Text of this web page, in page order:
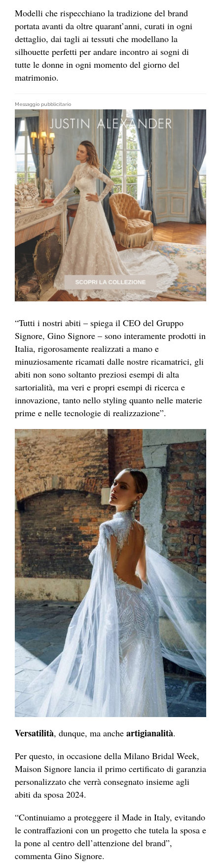
Modelli che rispecchiano la tradizione del brand
portata avanti da oltre quarant’anni, curati in ogni
dettaglio, dai tagli ai tessuti che modellano la
silhouette perfetti per andare incontro ai sogni di
tutte le donne in ogni momento del giorno del
matrimonio.
Messaggio pubblicitario
“Tutti i nostri abiti – spiega il CEO del Gruppo
Signore, Gino Signore – sono interamente prodotti in
Italia, rigorosamente realizzati a mano e
minuziosamente ricamati dalle nostre ricamatrici, gli
abiti non sono soltanto preziosi esempi di alta
sartorialità, ma veri e propri esempi di ricerca e
innovazione, tanto nello styling quanto nelle materie
prime e nelle tecnologie di realizzazione”.
Versatilità, dunque, ma anche artigianalità.
Per questo, in occasione della Milano Bridal Week,
Maison Signore lancia il primo certificato di garanzia
personalizzato che verrà consegnato insieme agli
abiti da sposa 2024.
“Continuiamo a proteggere il Made in Italy, evitando
le contraffazioni con un progetto che tutela la sposa e
la pone al centro dell’attenzione del brand”,
commenta Gino Signore.